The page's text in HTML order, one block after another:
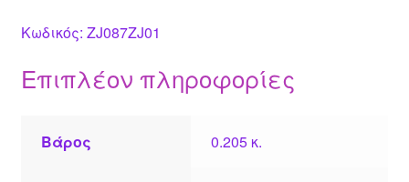
Κωδικός: ZJ087ZJ01
Επιπλέον πληροφορίες
Βάρος 0.205 κ.